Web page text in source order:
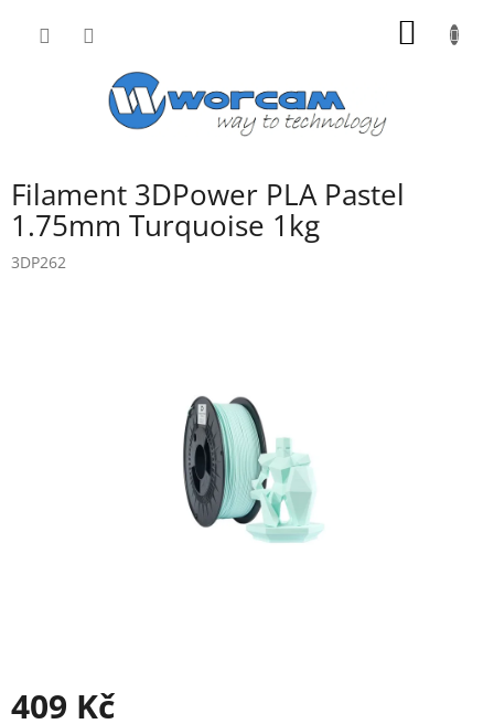
Filament 3DPower PLA Pastel
1.75mm Turquoise 1kg
3DP262
409 Kč